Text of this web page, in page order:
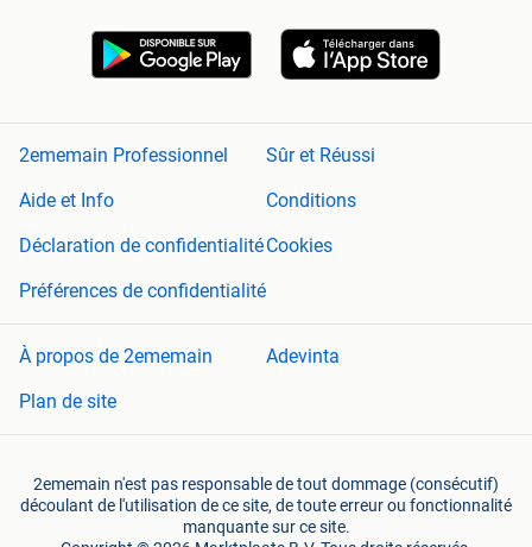
2ememain Professionnel
Sûr et Réussi
Aide et Info
Conditions
Déclaration de confidentialitéCookies
Préférences de confidentialité
À propos de 2ememain
Adevinta
Plan de site
2ememain n'est pas responsable de tout dommage (consécutif)
découlant de l'utilisation de ce site, de toute erreur ou fonctionnalité
manquante sur ce site.